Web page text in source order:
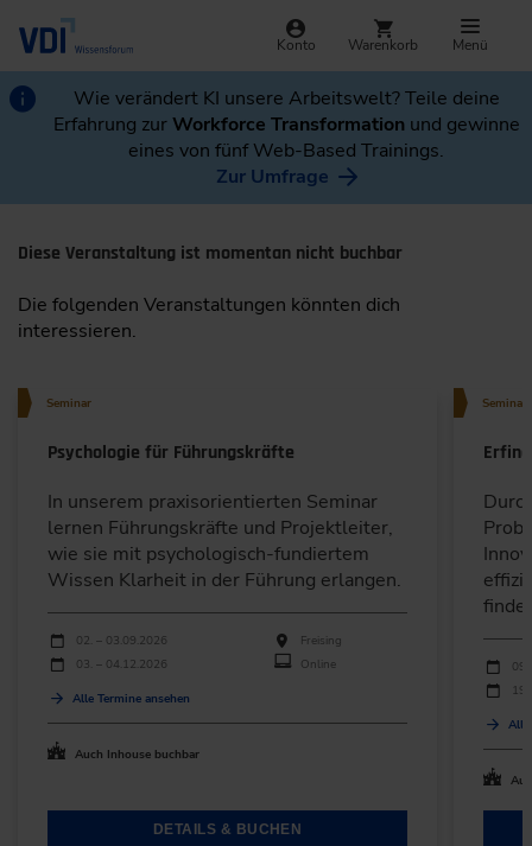
Konto Warenkorb Menü
Wie verändert KI unsere Arbeitswelt? Teile deine
Erfahrung zurWorkforce Transformation und gewinne
eines von fünf Web-Based Trainings.
Zur Umfrage
Diese Veranstaltung ist momentan nicht buchbar
Die folgenden Veranstaltungen könnten dich
interessieren.
Seminar
Psychologie für Führungskräfte
In unserem praxisorientierten Seminar
lernen Führungskräfte und Projektleiter,
wie sie mit psychologisch-fundiertem
Wissen Klarheit in der Führung erlangen.
Durchführungen
Veranstaltungsdatum
02. – 03.09.2026
Freising
03. – 04.12.2026
Online
Alle Termine ansehen
Auch Inhouse buchbar
DETAILS & BUCHEN
Seminar
Alle